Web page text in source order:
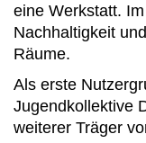
eine Werkstatt.
Nachhaltigkeit
Räume.
Als erste
Jugendkollektive
weiterer Träger